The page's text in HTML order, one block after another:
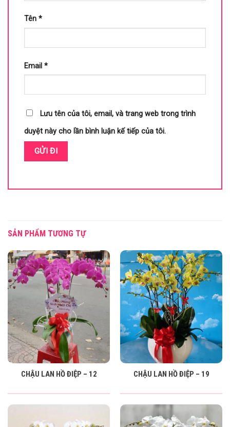
Tên *
Email *
Lưu tên của tôi, email, và trang web trong trình
duyệt này cho lần bình luận kế tiếp của tôi.
SẢN PHẨM TƯƠNG TỰ
CHẬU LAN HỒ ĐIỆP – 12 CHẬU LAN HỒ ĐIỆP – 19